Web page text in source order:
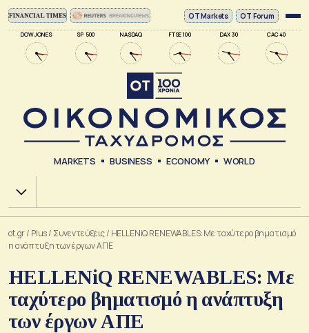
DOW JONES SP 500 NASDAQ FTSE 100 DAX 30 CAC 40
ΟΤ Markets OT Forum
MARKETS BUSINESS ECONOMY WORLD
Χ.Α.
ot.gr/ Plus/ Συνεντεύξεις/ HELLENiQ RENEWABLES: Με ταχύτερο βηματισμό
η ανάπτυξη των έργων ΑΠΕ
HELLENiQ RENEWABLES: Με
ταχύτερο βηματισμό η ανάπτυξη
των έργων ΑΠΕ